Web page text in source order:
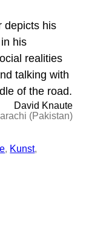
depicts his
his
realities
talking with
of the road.
David Knaute
(Pakistan)
, Kunst